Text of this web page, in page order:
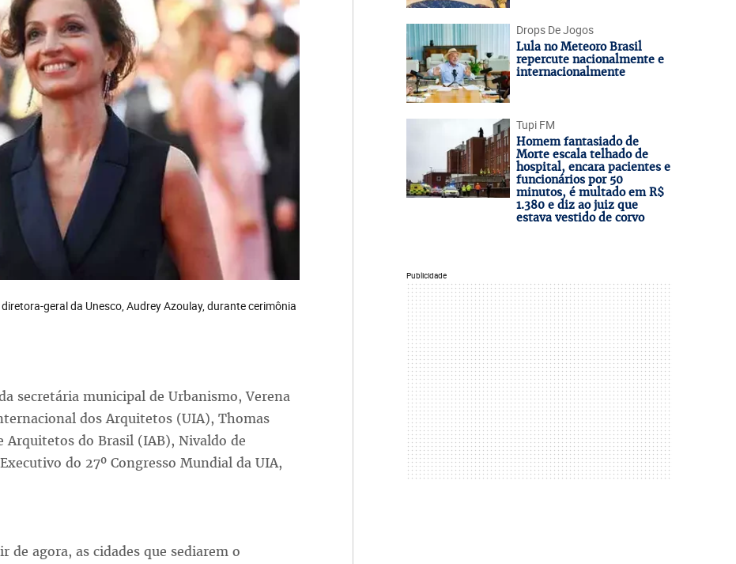
geral da Unesco, Audrey Azoulay, durante cerimônia
secretária municipal de Urbanismo, Verena
dos Arquitetos (UIA), Thomas
do Brasil (IAB), Nivaldo de
do 27º Congresso Mundial da UIA,
de agora, as cidades que sediarem o
Drops De Jogos
Lula no Meteoro Brasil
repercute nacionalmente e
internacionalmente
Tupi FM
Homem fantasiado de
Morte escala telhado de
hospital, encara pacientes e
funcionários por 50
minutos, é multado em R$
1.380 e diz ao juiz que
estava vestido de corvo
Publicidade